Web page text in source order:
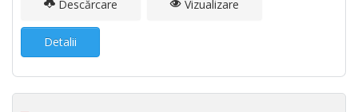
Descărcare Vizualizare
Detalii